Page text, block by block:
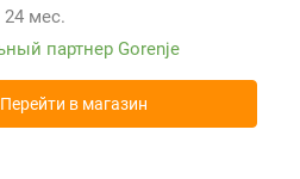
24 мес.
партнер Gorenje
Перейти в магазин